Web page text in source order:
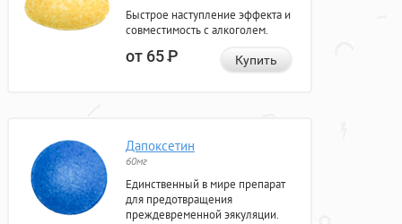
Быстрое наступление эффекта и
совместимость с алкоголем.
от 65Р Купить
Дапоксетин
60мг
Единственный в мире препарат
для предотвращения
преждевременной эякуляции.